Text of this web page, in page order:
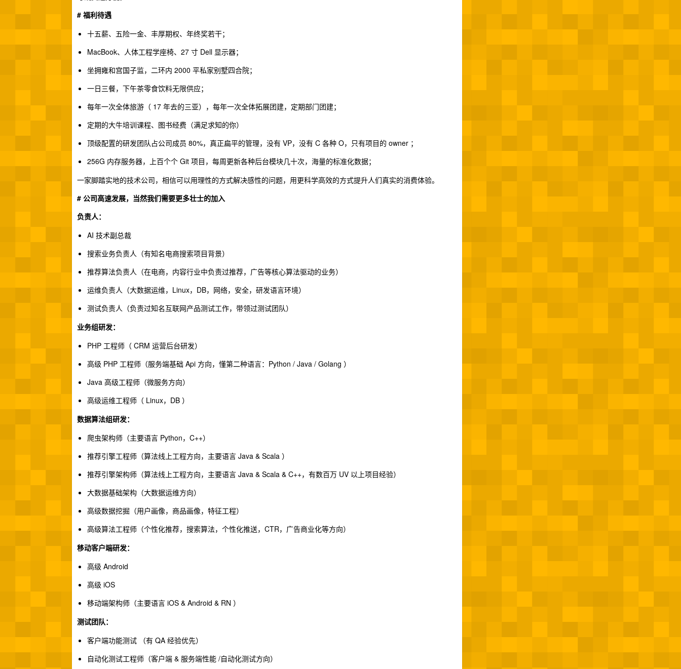
# 福利待遇
十五薪、五险一金、丰厚期权、年终奖若干；
MacBook、人体工程学座椅、27 寸 Dell 显示器；
坐拥雍和宫国子监，二环内 2000 平私家别墅四合院；
一日三餐，下午茶零食饮料无限供应；
每年一次全体旅游（ 17 年去的三亚），每年一次全体拓展团建，定期部门团建；
定期的大牛培训课程、图书经费（满足求知的你）
顶级配置的研发团队占公司成员 80%，真正扁平的管理，没有 VP，没有 C 各种 O，只有项目的 owner ；
256G 内存服务器，上百个个 Git 项目，每周更新各种后台模块几十次，海量的标准化数据；
一家脚踏实地的技术公司，相信可以用理性的方式解决感性的问题，用更科学高效的方式提升人们真实的消费体验。
# 公司高速发展，当然我们需要更多壮士的加入
负责人：
AI 技术副总裁
搜索业务负责人（有知名电商搜索项目背景）
推荐算法负责人（在电商，内容行业中负责过推荐，广告等核心算法驱动的业务）
运维负责人（大数据运维，Linux，DB，网络，安全，研发语言环境）
测试负责人（负责过知名互联网产品测试工作，带领过测试团队）
业务组研发：
PHP 工程师（ CRM 运营后台研发）
高级 PHP 工程师（服务端基础 Api 方向，懂第二种语言：Python / Java / Golang ）
Java 高级工程师（微服务方向）
高级运维工程师（ Linux，DB ）
数据算法组研发：
爬虫架构师（主要语言 Python，C++）
推荐引擎工程师（算法线上工程方向，主要语言 Java & Scala ）
推荐引擎架构师（算法线上工程方向，主要语言 Java & Scala & C++，有数百万 UV 以上项目经验）
大数据基础架构（大数据运维方向）
高级数据挖掘（用户画像，商品画像，特征工程）
高级算法工程师（个性化推荐，搜索算法，个性化推送，CTR，广告商业化等方向）
移动客户端研发：
高级 Android
高级 iOS
移动端架构师（主要语言 iOS & Android & RN ）
测试团队：
客户端功能测试 （有 QA 经验优先）
自动化测试工程师（客户端 & 服务端性能 /自动化测试方向）